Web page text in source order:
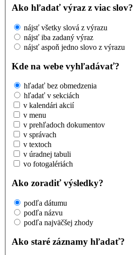
Ako hľadať výraz z viac slov?
nájsť všetky slová z výrazu
nájsť iba zadaný výraz
nájsť aspoň jedno slovo z výrazu
Kde na webe vyhľadávať?
hľadať bez obmedzenia
hľadať v sekciách
v kalendári akcií
v menu
v prehľadoch dokumentov
v správach
v textoch
v úradnej tabuli
vo fotogalériách
Ako zoradiť výsledky?
podľa dátumu
podľa názvu
podľa najväčšej zhody
Ako staré záznamy hľadať?